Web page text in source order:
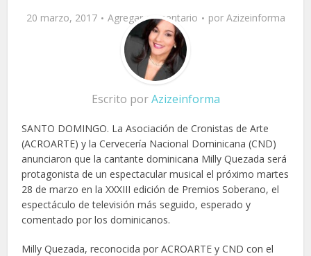
20 marzo, 2017 Agregar comentario por Azizeinforma
Escrito porAzizeinforma
SANTO DOMINGO. La Asociación de Cronistas de Arte
(ACROARTE) y la Cervecería Nacional Dominicana (CND)
anunciaron que la cantante dominicana Milly Quezada será
protagonista de un espectacular musical el próximo martes
28 de marzo en la XXXIII edición de Premios Soberano, el
espectáculo de televisión más seguido, esperado y
comentado por los dominicanos.
Milly Quezada, reconocida por ACROARTE y CND con el